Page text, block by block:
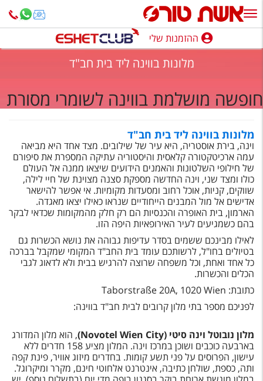
ההזמנות שלי
חופשה לפי סגנון
טיולים מאורגנים
סגנונות טיול
חבילות נופש
הרגע האחרון
חבילות בריאות וספא
טיסות לחו"ל
מלונות בחו"ל
קרוז
מגזין אשת
ההזמנות שלי
מלונות בווינה ליד בית חב"ד
חופשה מושלמת בווינה לשומרי מסורת
מלונות בווינה ליד בית חב"ד
וינה, בירת אוסטריה, היא עיר של שילובים. מצד אחד היא מביאה
עמה ארכיטקטורה קלאסית והיסטוריה עתיקה המספרת את סיפורם
של חילופי השלטונות והאמנים הידועים שיצאו ממנה אל העולם
כולו ומצד שני, וינה החדשה מספקת סצנה מצוינת של חיי לילה,
שווקים, קניות, אוכל רחוב ומסעדות מקומיות. אי אפשר להישאר
אדישים אל מול המבנים הייחודיים שנראו כאילו יצאו מאגדה.
הארמון, בית האופרה והכנסיות הם רק חלק מהמקומות שכדאי לבקר
בהם כשמגיעים לעיר האירופאיות היפה הזו.
לאילו מבינכם ששמים בסדר עדיפות גבוהה את נושא הכשרות גם
בטיולים בחו"ל, לרשותכם עומד בית החב"ד המקומי שמקבל בברכה
כל אחד ואחת, וכל משפחה שרוצה להרגיש בבית ולא לדאוג לגבי
הכלים והכשרות.
כתובת: Taborstraße 20A, 1020 Wien
לפניכם מספר בתי מלון קרובים לבית חב"ד בווינה:
מלון נובוטל וינה סיטי (Novotel Wien City
), הוא מלון המדורג
בארבעה כוכבים ושוכן במרכז וינה. המלון מציע 158 חדרים ללא
עישון, הפרוסים על פני תשע קומות. בחדרים מיזוג אוויר, פינת קפה
ותה, כספת, שולחן כתיבה, אינטרנט אלחוטי חינם, מקרר ומיקרוגל.